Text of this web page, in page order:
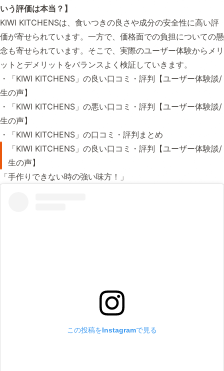
いう評価は本当？】
KIWI KITCHENSは、食いつきの良さや成分の安全性に高い評
価が寄せられています。一方で、価格面での負担についての懸
念も寄せられています。そこで、実際のユーザー体験からメリ
ットとデメリットをバランスよく検証していきます。
・「KIWI KITCHENS」の良い口コミ・評判【ユーザー体験談/
生の声】
・「KIWI KITCHENS」の悪い口コミ・評判【ユーザー体験談/
生の声】
・「KIWI KITCHENS」の口コミ・評判まとめ
「KIWI KITCHENS」の良い口コミ・評判【ユーザー体験談/
生の声】
「手作りできない時の強い味方！」
この投稿をInstagramで見る